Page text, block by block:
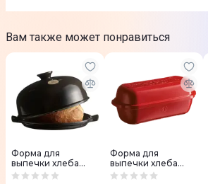
Вам также может понравиться
Форма для
выпечки хлеба
Emile Henry
Форма для
выпечки хлеба
Emile Henry